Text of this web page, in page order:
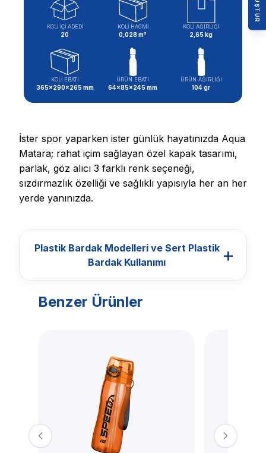
KOLİ İÇİ ADEDİ
20
KOLİ HACMİ
0,028 m³
KOLİ AĞIRLIĞI
2,65 kg
KOLİ EBATI
365x290x265 mm
ÜRÜN EBATI
64x85x245 mm
ÜRÜN AĞIRLIĞI
104 gr
İster spor yaparken ister günlük hayatınızda Aqua
Matara; rahat içim sağlayan özel kapak tasarımı,
parlak, göz alıcı 3 farklı renk seçeneği,
sızdırmazlık özelliği ve sağlıklı yapısıyla her an her
yerde yanınızda.
Plastik Bardak Modelleri ve Sert Plastik
Bardak Kullanımı
+
Modelleri ve Sert
Plastik Bardak
Kullanımı
Titiz Plastik plastik bardak modelleri; günlük
içecek tüketimi, ofis kullanımı, okul, piknik,
Benzer Ürünler